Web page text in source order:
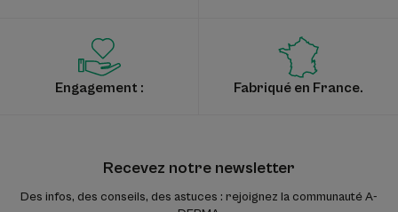
Engagement : Fabriqué en France.
Recevez notre newsletter
Des infos, des conseils, des astuces : rejoignez la communauté A-